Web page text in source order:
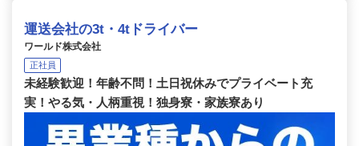
運送会社の3t・4tドライバー
ワールド株式会社
正社員
未経験歓迎！年齢不問！土日祝休みでプライベート充
実！やる気・人柄重視！独身寮・家族寮あり